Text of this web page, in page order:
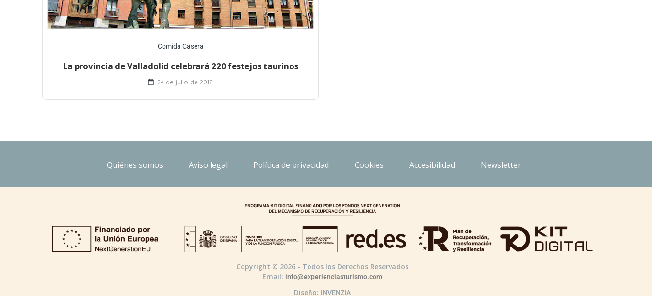
Comida Casera
La provincia de Valladolid celebrará 220 festejos taurinos
24 de julio de 2018
Quiénes somos Aviso legal Política de privacidad Cookies Accesibilidad Newsletter
Copyright © 2026 - Todos los Derechos Reservados
Email: info@experienciasturismo.com
Diseño: INVENZIA